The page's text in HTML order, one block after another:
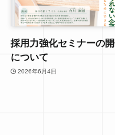
採用力強化セミナーの
について
2026年6月4日